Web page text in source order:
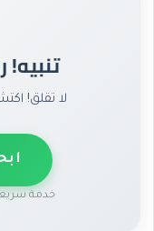
لا تقلق!
خدمة